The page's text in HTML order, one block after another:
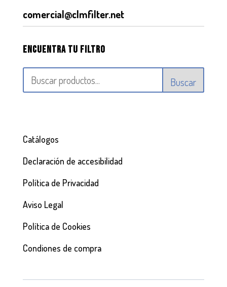
comercial@clmfilter.net
Encuentra tu filtro
Buscar
Catálogos
Declaración de accesibilidad
Política de Privacidad
Aviso Legal
Política de Cookies
Condiones de compra